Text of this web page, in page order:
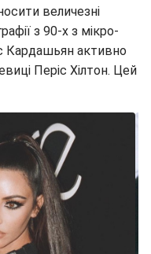
величезні
з 90-х з мікро-
Кардашьян активно
Періс Хілтон. Цей